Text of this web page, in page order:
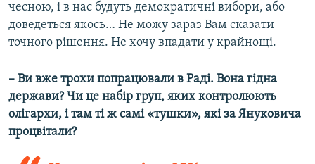
чесною, і в нас будуть демократичні вибори, або
доведеться якось… Не можу зараз Вам сказати
точного рішення. Не хочу впадати у крайнощі.
– Ви вже трохи попрацювали в Раді. Вона гідна
держави? Чи це набір груп, яких контролюють
олігархи, і там ті ж самі «тушки», які за Януковича
процвітали?